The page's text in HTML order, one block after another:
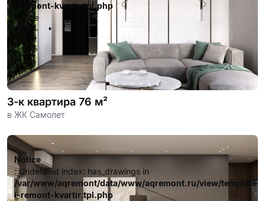
i-remont-kvartir.tpl.php
on line
256
3-к квартира 76 м²
в ЖК Самолет
Notice
: Undefined index: has_drawings in
/var/www/aqremont/data/www/aqremont.ru/view/
i-remont-kvartir.tpl.php